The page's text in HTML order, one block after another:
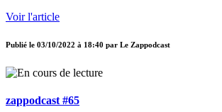
Voir l'article
Publié le 03/10/2022 à 18:40 par Le Zappodcast
zappodcast #65